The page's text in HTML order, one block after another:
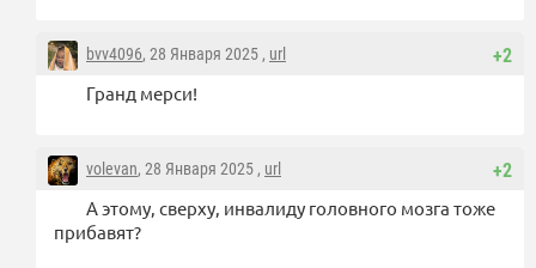
+2
bvv4096, 28 Января 2025 , url
Гранд мерси!
+2
volevan, 28 Января 2025 , url
А этому, сверху, инвалиду головного мозга тоже
прибавят?